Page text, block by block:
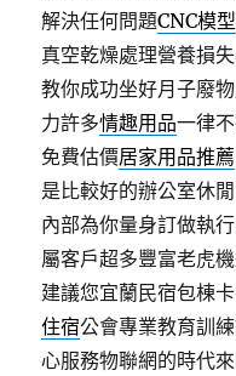
解決任何問題CNC模型
真空乾燥處理營養損
教你成功坐好月子廢
力許多情趣用品一律
免費估價居家用品推薦
是比較好的辦公室休
內部為你量身訂做執
屬客戶超多豐富老虎
建議您宜蘭民宿包棟
住宿公會專業教育訓
心服務物聯網的時代